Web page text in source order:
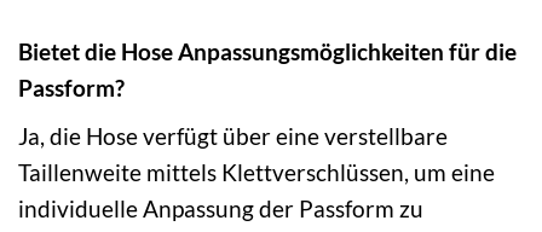
Bietet die Hose Anpassungsmöglichkeiten für die
Passform?
Ja, die Hose verfügt über eine verstellbare
Taillenweite mittels Klettverschlüssen, um eine
individuelle Anpassung der Passform zu